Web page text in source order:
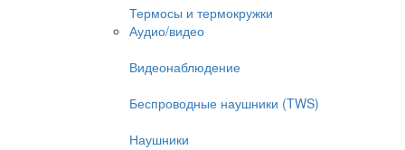
Термосы и термокружки
Аудио/видео
Видеонаблюдение
Беспроводные наушники (TWS)
Наушники